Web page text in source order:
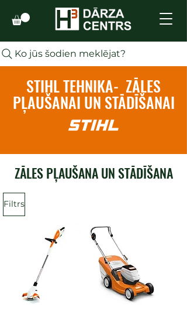
Ko jūs šodien meklējat?
STIHL TEHNIKA- ZĀLES
PĻAUŠANAI UN STĀDĪŠANAI
ZĀLES PĻAUŠANA UN STĀDĪŠANA
Filtrs